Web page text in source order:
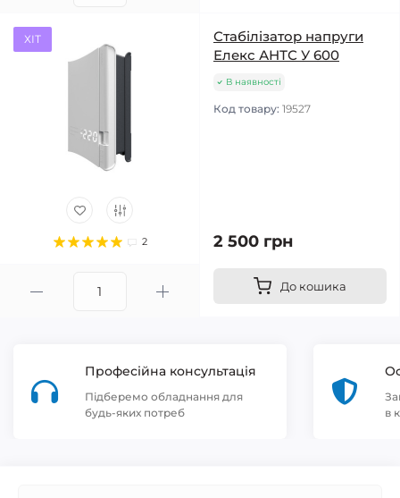
ХІТ
2
Стабілізатор напруги
Елекс АНТС У 600
В наявності
Код товару: 19527
2 500 грн
До кошика
Професійна консультація
Підберемо обладнання для
будь-яких потреб
в